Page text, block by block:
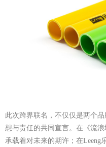
此次跨界联名，不仅仅是两个
想与责任的共同宣言。在《流浪
承载着对未来的期许；在Leeng